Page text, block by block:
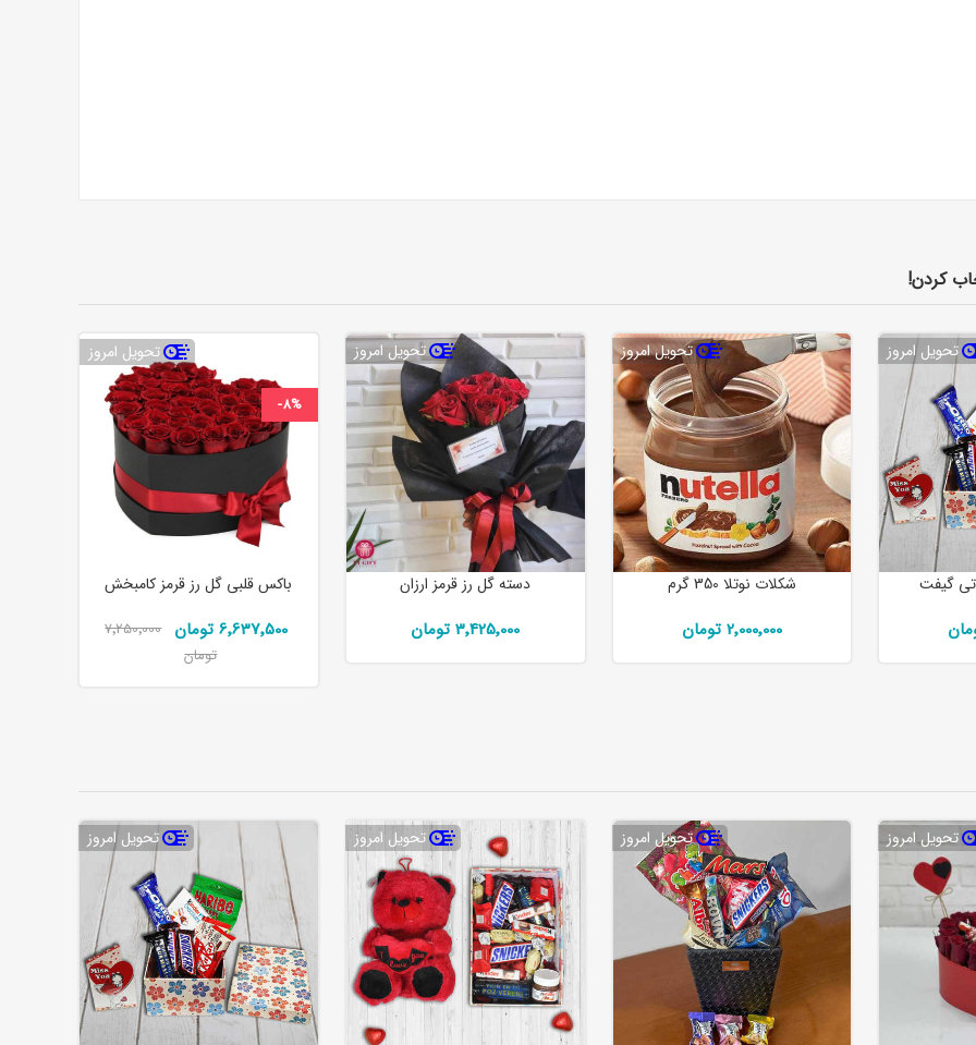
کردن!
تحویل امروز
گیفت
تحویل امروز
شکلات نوتلا 350 گرم
2٬000٬000 تومان
تحویل امروز
دسته گل رز قرمز ارزان
3٬425٬000 تومان
تحویل امروز
-8%
باکس قلبی گل رز قرمز کامبخش
6٬637٬500 تومان
7٬250٬000
تومان
تحویل امروز تحویل امروز تحویل امروز تحویل امروز